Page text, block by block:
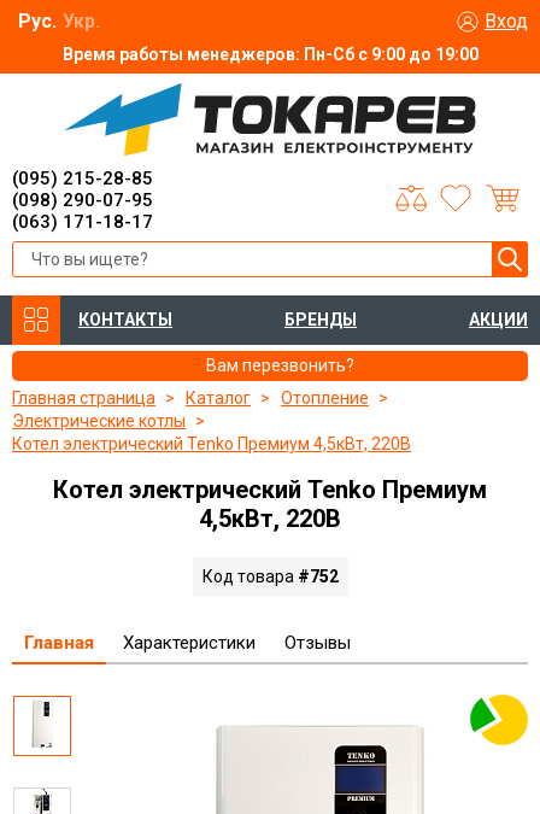
Время работы менеджеров: Пн-Сб с 9:00 до 19:00
Рус. Укр. Вход
(095) 215-28-85
(098) 290-07-95
(063) 171-18-17
КОНТАКТЫ БРЕНДЫ АКЦИИ
Вам перезвонить?
Главная страница
Каталог
Отопление
Электрические котлы
Котел электрический Tenko Премиум 4,5кВт, 220В
Котел электрический Tenko Премиум
4,5кВт, 220В
Код товара #752
Главная Характеристики Отзывы